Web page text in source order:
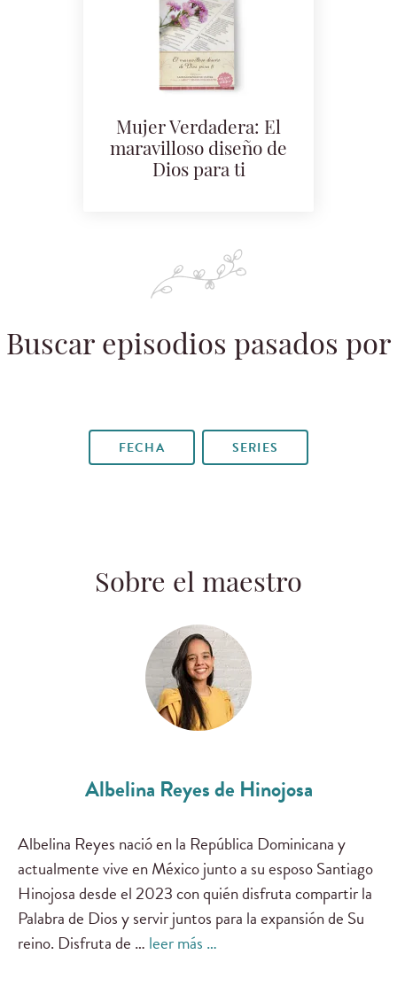
Mujer Verdadera: El
maravilloso diseño de
Dios para ti
Buscar episodios pasados por
FECHA SERIES
Sobre el maestro
Albelina Reyes de Hinojosa
Albelina Reyes nació en la República Dominicana y
actualmente vive en México junto a su esposo Santiago
Hinojosa desde el 2023 con quién disfruta compartir la
Palabra de Dios y servir juntos para la expansión de Su
reino. Disfruta de … leer más …